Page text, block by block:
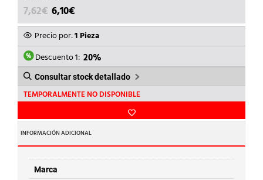
7,62€ EL
PRECIO
ORIGINAL
ERA:
7,62€.
6,10€
PRECIO
ACTUAL
ES:
6,10€.
Precio por:1 Pieza
Descuento 1: 20%
Consultar stock detallado
TEMPORALMENTE NO DISPONIBLE
INFORMACIÓN ADICIONAL
Marca